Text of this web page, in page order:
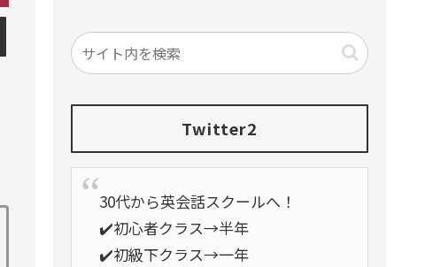
Twitter2
30代から英会話スクールへ！
✔️初心者クラス→半年
✔️初級下クラス→一年